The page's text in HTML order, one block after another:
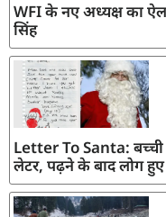
WFI के नए अध्यक्ष का
सिंह
Letter To Santa:
लेटर, पढ़ने के बाद लोग